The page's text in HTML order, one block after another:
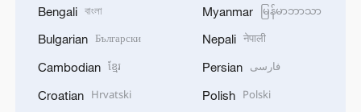
Bengali বাংলা
Bulgarian Български
Cambodian ខ្មែរ
Croatian Hrvatski
Myanmar မြန်မာဘာသာ
Nepali नेपाली
Persian فارسی
Polish Polski